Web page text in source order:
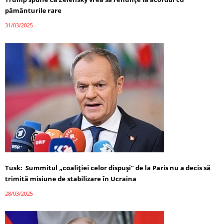
pământurile rare
31/03/2025
Tusk: Summitul „coaliției celor dispuși” de la Paris nu a decis să
trimită misiune de stabilizare în Ucraina
28/03/2025